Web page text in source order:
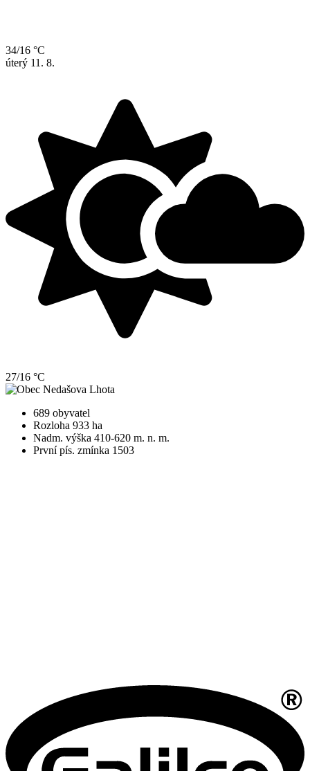
34/16 °C
úterý 11. 8.
27/16 °C
689 obyvatel
Rozloha 933 ha
Nadm. výška 410-620 m. n. m.
První pís. zmínka 1503